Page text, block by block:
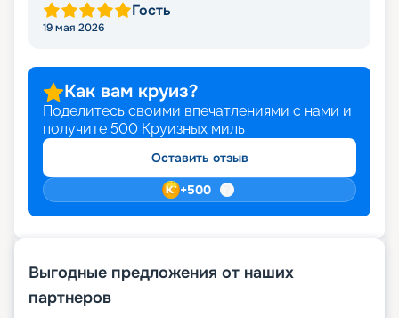
Гость
19 мая 2026
Как вам круиз?
Поделитесь своими впечатлениями с нами и
получите 500 Круизных миль
Оставить отзыв
+500
Выгодные предложения от наших
партнеров